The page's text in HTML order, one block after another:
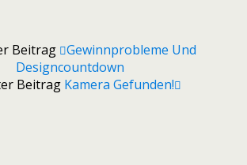
Beitrag Gewinnprobleme Und
Designcountdown
Beitrag Kamera Gefunden!